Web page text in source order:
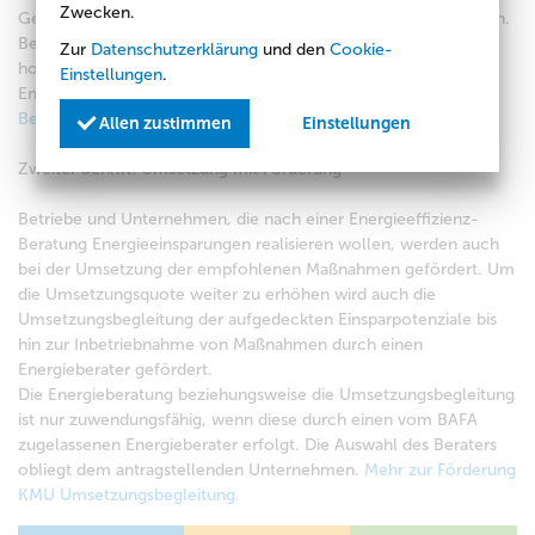
Gebäude und Anlagen als auch beim Nutzerverhalten aufzeigen.
Bei den geförderten Energieberatungen handelt es sich um
hochwertige Energieaudits im Sinne der EU-
Energieeffizienzrichtlinie.Mehr zur Förderung Energieeffizienz-
Beratung.
Zweiter Schritt: Umsetzung mit Förderung
Betriebe und Unternehmen, die nach einer Energieeffizienz-
Beratung Energieeinsparungen realisieren wollen, werden auch
bei der Umsetzung der empfohlenen Maßnahmen gefördert. Um
die Umsetzungsquote weiter zu erhöhen wird auch die
Umsetzungsbegleitung der aufgedeckten Einsparpotenziale bis
hin zur Inbetriebnahme von Maßnahmen durch einen
Energieberater gefördert.
Die Energieberatung beziehungsweise die Umsetzungsbegleitung
ist nur zuwendungsfähig, wenn diese durch einen vom BAFA
zugelassenen Energieberater erfolgt. Die Auswahl des Beraters
obliegt dem antragstellenden Unternehmen. Mehr zur Förderung
KMU Umsetzungsbegleitung.
Zwecken.
Zur Datenschutzerklärung und den Cookie-
Einstellungen.
Allen zustimmen Einstellungen